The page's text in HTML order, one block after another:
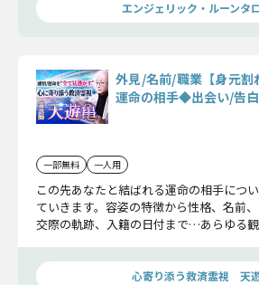
エンジェリック・ルーンタ
外見/名前/職業【身元割
運命の相手◆出会い/告白
一部無料 一人用
この先あなたと結ばれる運命の相手につ
ていきます。容姿の特徴から性格、名前
交際の軌跡、入籍の日付まで…あらゆる
心寄り添う救済霊視 天